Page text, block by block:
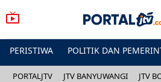
PERISTIWA POLITIK DAN
PORTALJTV JTV BANYUWANGI JTV